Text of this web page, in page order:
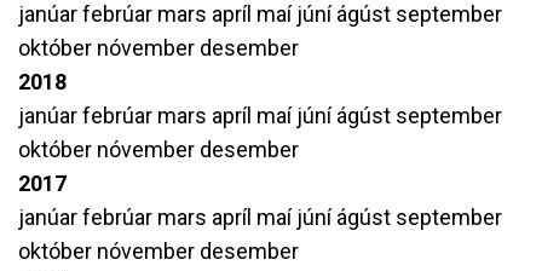
janúarfebrúar mars apríl maí júníágúst september
október nóvember desember
2018
janúarfebrúar mars apríl maí júníágúst september
október nóvember desember
2017
janúarfebrúar mars apríl maí júníágúst september
október nóvember desember